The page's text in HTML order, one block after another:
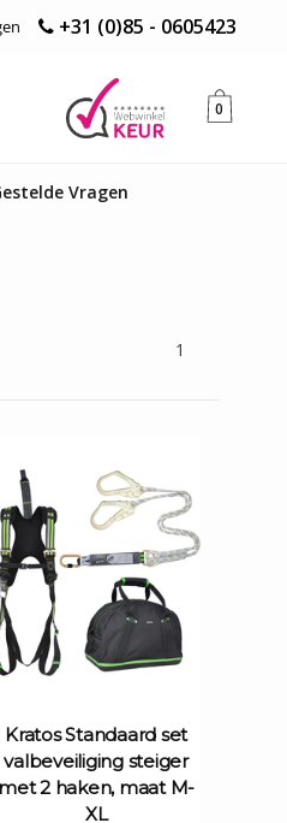
+31 (0)85 - 0605423
0
Vragen
1
Kratos Standaard set
valbeveiliging steiger
met 2 haken, maat M-
XL